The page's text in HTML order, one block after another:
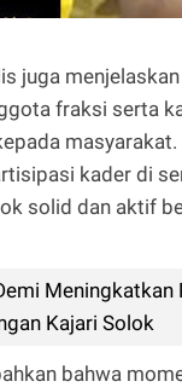
juga
fraksi serta
kader di
solid dan aktif
Meningkatkan
Kajari Solok
bahwa